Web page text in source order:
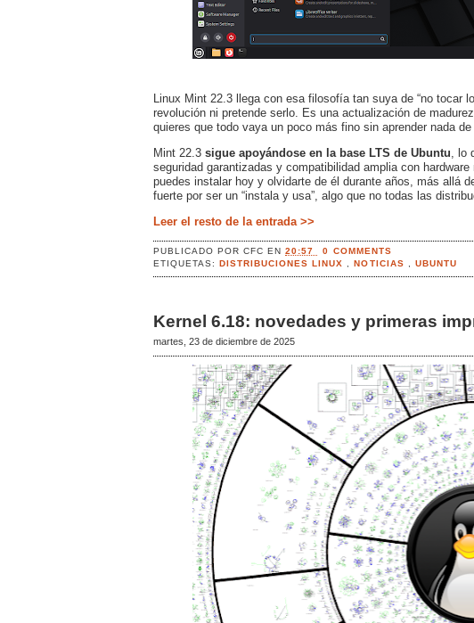
Linux Mint 22.3 llega con esa filosofía tan suya de “no tocar
revolución ni pretende serlo. Es una actualización de
quieres que todo vaya un poco más fino sin aprender nada de
Mint 22.3 sigue apoyándose en la base LTS de Ubuntu ,
seguridad garantizadas y compatibilidad amplia con
puedes instalar hoy y olvidarte de él durante años, más allá
fuerte por ser un “instala y usa”, algo que no todas las
Leer el resto de la entrada >>
PUBLICADO PORCFCEN20:57 0 COMMENTS
ETIQUETAS:DISTRIBUCIONES LINUX ,NOTICIAS UBUNTU
Kernel 6.18: novedades y primeras
martes, 23 de diciembre de 2025